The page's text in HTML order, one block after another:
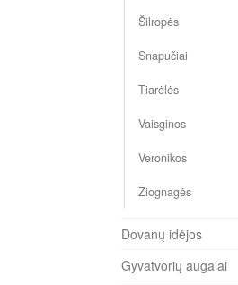
Šilropės
Snapučiai
Tiarėlės
Vaisginos
Veronikos
Žiognagės
Dovanų idėjos
Gyvatvorių augalai